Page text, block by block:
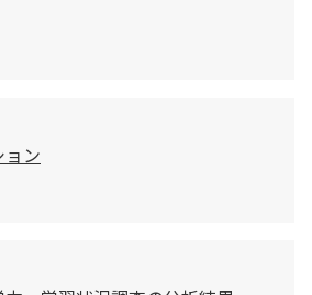
ン